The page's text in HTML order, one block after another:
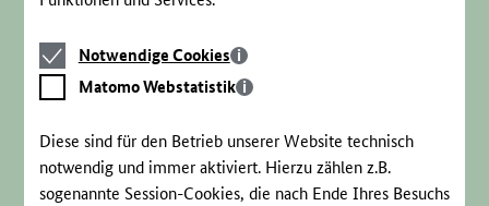
Notwendige
Cookies
Notwendige Cookies
Matomo
Webstatistik
Matomo Webstatistik
Diese sind für den Betrieb unserer Website technisch
notwendig und immer aktiviert. Hierzu zählen z.B.
sogenannte Session-Cookies, die nach Ende Ihres Besuchs